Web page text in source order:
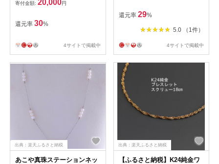
寄付金額: 20,000円
還元率 30%
4サイトで掲載中
還元率 29%
5.0 （1件）
4サイトで掲載中
出典：楽天ふるさと納税
あこや真珠ステーションネッ
出典：楽天ふるさと納税
【ふるさと納税】K24純金ワ